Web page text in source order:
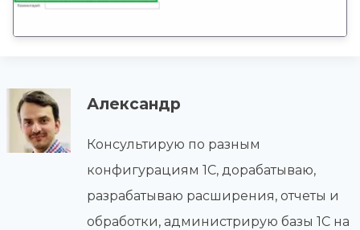
Александр
Консультирую по разным
конфигурациям 1С, дорабатываю,
разрабатываю расширения, отчеты и
обработки, администрирую базы 1С на